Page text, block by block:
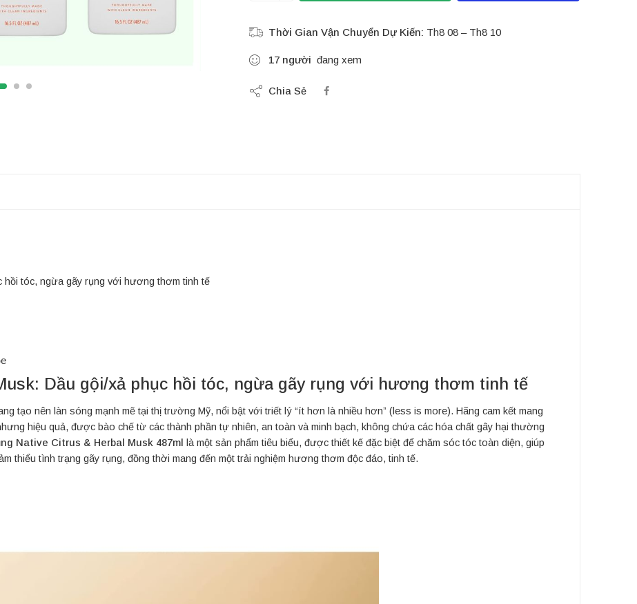
Thời Gian Vận Chuyển Dự Kiến: Th8 08 – Th8 10
17 người đang xem
Chia Sẻ
hồi tóc, ngừa gãy rụng với hương thơm tinh tế
Dầu gội/xả phục hồi tóc, ngừa gãy rụng với hương thơm tinh tế
tạo nên làn sóng mạnh mẽ tại thị trường Mỹ, nổi bật với triết lý “ít hơn là nhiều hơn” (less is more). Hãng cam kết mang
hiệu quả, được bào chế từ các thành phần tự nhiên, an toàn và minh bạch, không chứa các hóa chất gây hại thường
Native Citrus & Herbal Musk 487ml
là một sản phẩm tiêu biểu, được thiết kế đặc biệt để chăm sóc tóc toàn diện, giúp
thiểu tình trạng gãy rụng, đồng thời mang đến một trải nghiệm hương thơm độc đáo, tinh tế.